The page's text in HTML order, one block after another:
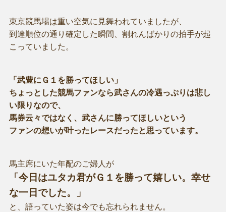
東京競馬場は重い空気に見舞われていましたが、
到達順位の通り確定した瞬間、割れんばかりの拍手が起
こっていました。
「武豊にＧ１を勝ってほしい」
ちょっとした競馬ファンなら武さんの冷遇っぷりは悲し
い限りなので、
馬券云々ではなく、武さんに勝ってほしいという
ファンの想いが叶ったレースだったと思っています。
馬主席にいた年配のご婦人が
「今日はユタカ君がＧ１を勝って嬉しい。幸せ
な一日でした。」
と、語っていた姿は今でも忘れられません。